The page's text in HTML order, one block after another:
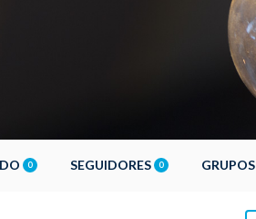
0 SEGUIDORES 0 GRUPOS